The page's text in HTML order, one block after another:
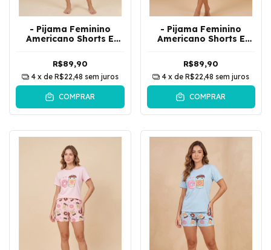
- Pijama Feminino
Americano Shorts E
Cachorrinho | Rosa
R$89,90
4 x de R$22,48 sem juros
COMPRAR
- Pijama Feminino
Americano Shorts E
Gatinho | Verde
R$89,90
4 x deR$22,48 sem juros
COMPRAR